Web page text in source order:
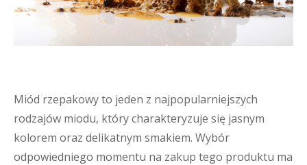
Miód rzepakowy to jeden z najpopularniejszych
rodzajów miodu, który charakteryzuje się jasnym
kolorem oraz delikatnym smakiem. Wybór
odpowiedniego momentu na zakup tego produktu ma